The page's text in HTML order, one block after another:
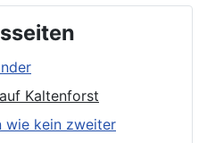
Kaltenforst
wie kein zweiter